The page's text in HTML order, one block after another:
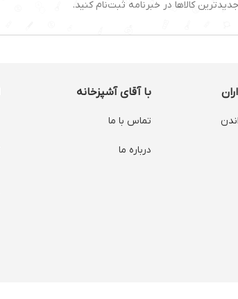
کالاها در خبرنامه ثبت‌نام کنید.
با آقای آشپزخانه
تماس با ما
درباره ما